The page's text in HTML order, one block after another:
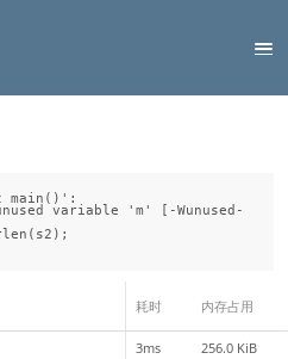
main()':
variable 'm' [-Wunused-
耗时 内存占用
3ms 256.0 KiB